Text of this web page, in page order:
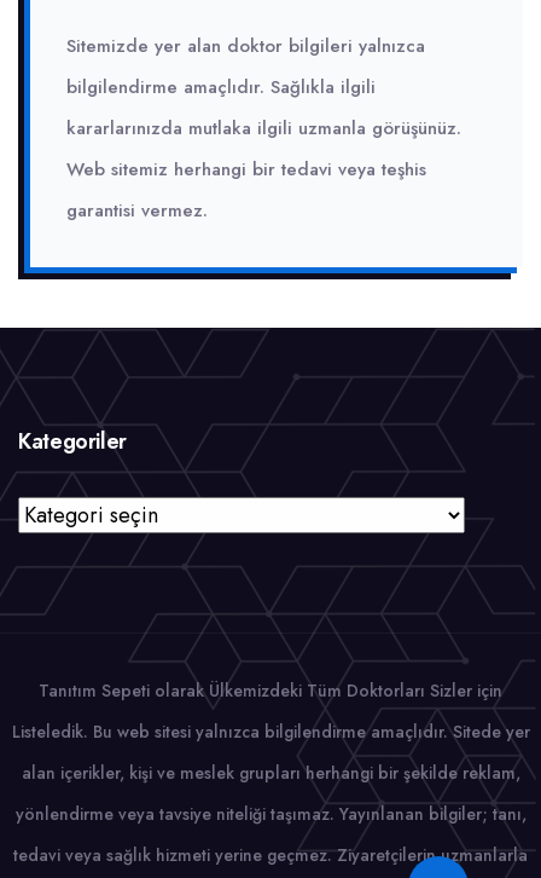
Sitemizde yer alan doktor bilgileri yalnızca
bilgilendirme amaçlıdır. Sağlıkla ilgili
kararlarınızda mutlaka ilgili uzmanla görüşünüz.
Web sitemiz herhangi bir tedavi veya teşhis
garantisi vermez.
Kategoriler
Kategoriler
Tanıtım Sepeti olarak Ülkemizdeki Tüm Doktorları Sizler için
Listeledik. Bu web sitesi yalnızca bilgilendirme amaçlıdır. Sitede yer
alan içerikler, kişi ve meslek grupları herhangi bir şekilde reklam,
yönlendirme veya tavsiye niteliği taşımaz. Yayınlanan bilgiler; tanı,
tedavi veya sağlık hizmeti yerine geçmez. Ziyaretçilerin uzmanlarla